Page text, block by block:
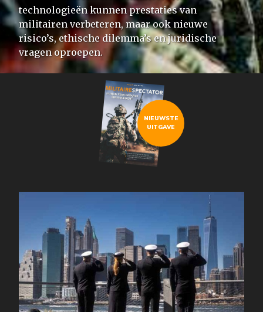
technologieën kunnen prestaties van
militairen verbeteren, maar ook nieuwe
risico’s, ethische dilemma’s en juridische
vragen oproepen.
NIEUWSTE
UITGAVE